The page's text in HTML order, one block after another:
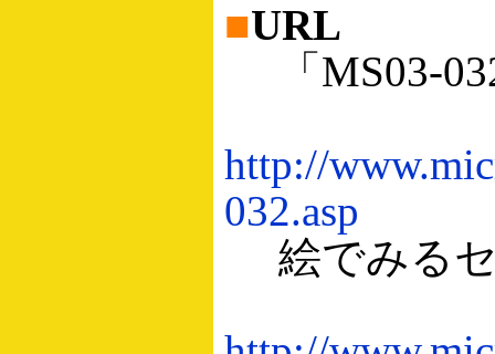
■URL
「MS03-
http://
032.asp
絵でみるセ